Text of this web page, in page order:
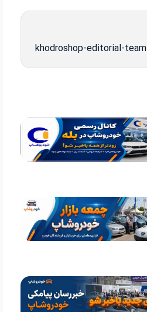
khodroshop-editorial-team